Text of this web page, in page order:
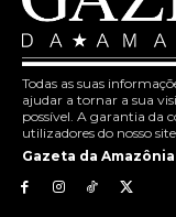
Todas as suas
ajudar a tornar a sua
possível. A garantia da
utilizadores do nosso
Gazeta da